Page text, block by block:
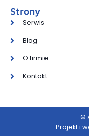
Strony
Serwis
Blog
O firmie
Kontakt
©
Projekt i